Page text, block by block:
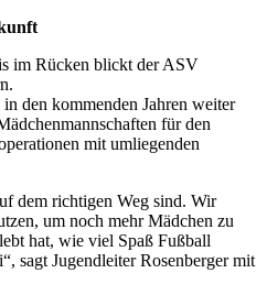
im Rücken blickt der ASV
den kommenden Jahren weiter
für den
mit umliegenden
dem richtigen Weg sind. Wir
um noch mehr Mädchen zu
hat, wie viel Spaß Fußball
sagt Jugendleiter Rosenberger mit